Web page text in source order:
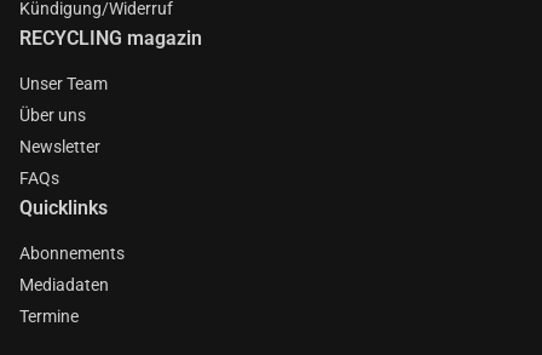
Kündigung/Widerruf
RECYCLING magazin
Unser Team
Über uns
Newsletter
FAQs
Quicklinks
Abonnements
Mediadaten
Termine